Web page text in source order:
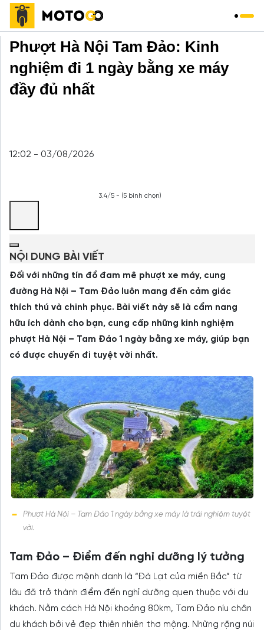
Trang chủ » Phượt xe máy»
Phượt Hà Nội Tam Đảo: Kinh
nghiệm đi 1 ngày bằng xe máy
đầy đủ nhất
12:02 - 03/08/2026
3.4/5 - (5 bình chọn)
NỘI DUNG BÀI VIẾT
Đối với những tín đồ đam mê phượt xe máy, cung
đường Hà Nội – Tam Đảo luôn mang đến cảm giác
thích thú và chinh phục. Bài viết này sẽ là cẩm nang
hữu ích dành cho bạn, cung cấp những kinh nghiệm
phượt Hà Nội – Tam Đảo 1 ngày bằng xe máy, giúp bạn
có được chuyến đi tuyệt vời nhất.
Phượt Hà Nội – Tam Đảo 1 ngày bằng xe máy là trải nghiệm tuyệt
vời.
Tam Đảo – Điểm đến nghỉ dưỡng lý tưởng
Tam Đảo được mệnh danh là “Đà Lạt của miền Bắc” từ
lâu đã trở thành điểm đến nghỉ dưỡng quen thuộc với du
khách. Nằm cách Hà Nội khoảng 80km, Tam Đảo níu chân
du khách bởi vẻ đẹp thiên nhiên thơ mộng. Những rặng núi